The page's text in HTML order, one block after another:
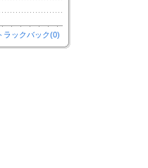
ラックバック(0)